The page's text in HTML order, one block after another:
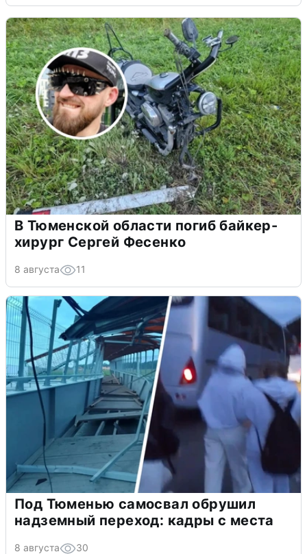
В Тюменской области погиб байкер-
хирург Сергей Фесенко
8 августа 11
Под Тюменью самосвал обрушил
надземный переход: кадры с места
8 августа 30